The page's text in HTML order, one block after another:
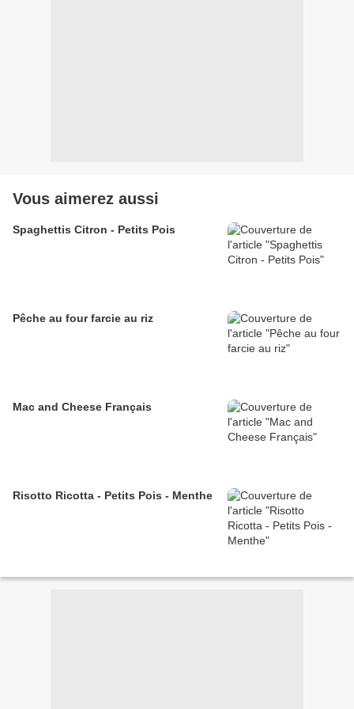
Vous aimerez aussi
Spaghettis Citron - Petits Pois
Pêche au four farcie au riz
Mac and Cheese Français
Risotto Ricotta - Petits Pois - Menthe